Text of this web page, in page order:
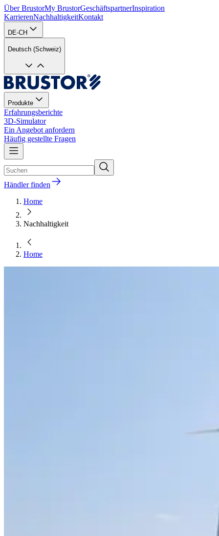
Über BrustorMy BrustorGeschäftspartnerInspiration
KarrierenNachhaltigkeitKontakt
DE-CH
Deutsch (Schweiz)
Produkte
Erfahrungsberichte
3D-Simulator
Ein Angebot anfordern
Häufig gestellte Fragen
Händler finden
Home
Nachhaltigkeit
Home